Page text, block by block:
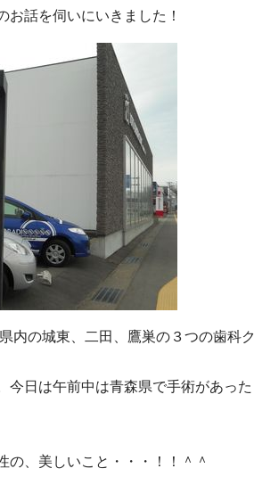
話を伺いにいきました！
内の城東、二田、鷹巣の３つの歯科ク
今日は午前中は青森県で手術があった
の、美しいこと・・・！！＾＾